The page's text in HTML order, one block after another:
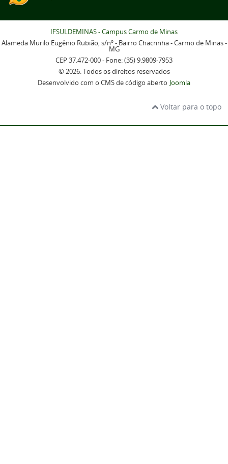
IFSULDEMINAS - Campus Carmo de Minas
Alameda Murilo Eugênio Rubião, s/nº - Bairro Chacrinha - Carmo de Minas -
MG
CEP 37.472-000 - Fone: (35) 9.9809-7953
© 2026. Todos os direitos reservados
Desenvolvido com o CMS de código aberto Joomla
Voltar para o topo